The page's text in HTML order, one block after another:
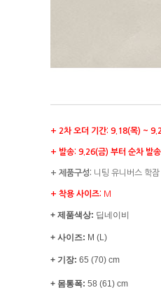
+ 2차 오더 기간: 9.18(목) ~
+ 발송: 9.26(금) 부터 순차 발송
+ 제품구성: 니팅 유니버스 학잠
+ 착용 사이즈: M
+ 제품색상: 딥네이비
+ 사이즈: M (L)
+ 기장: 65 (70) cm
+ 몸통폭: 58 (61) cm